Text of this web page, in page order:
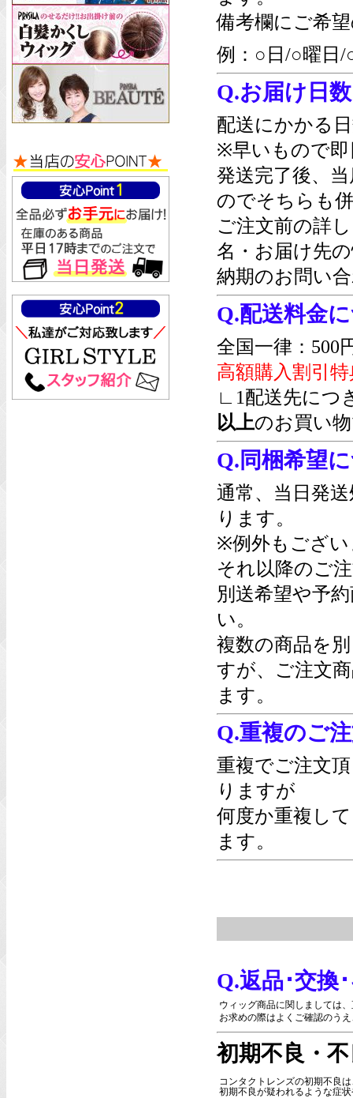
備考欄にご希
例：○日/○曜日/
Q.お届け日
配送にかかる
※早いもので即
発送完了後、
のでそちらも
ご注文前の詳
名・お届け先
納期のお問い
Q.配送料金
全国一律：500
高額購入割引特
∟1配送先につ
以上のお買い
Q.同梱希望
通常、当日発
ります。
※例外もござい
それ以降のご
別送希望や予
い。
複数の商品を
すが、ご注文
ます。
Q.重複のご
重複でご注文
りますが
何度か重複し
ます。
Q.返品･交換
ウィッグ商品に関しましては
お求めの際はよくご確認のう
初期不良・
コンタクトレンズの初期不良
初期不良が疑われるような症